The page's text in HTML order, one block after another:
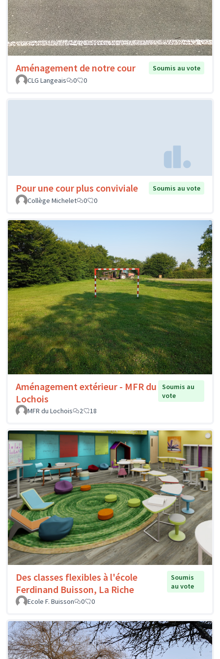
Aménagement de notre cour
Soumis au vote
CLG Langeais
0 0
Pour une cour plus conviviale
Soumis au vote
Collège Michelet
0 0
Aménagement extérieur - MFR du
Lochois
Soumis au
vote
MFR du Lochois
2 18
Des classes flexibles à l'école
Ferdinand Buisson, La Riche
Soumis
au vote
Ecole F. Buisson
0 0